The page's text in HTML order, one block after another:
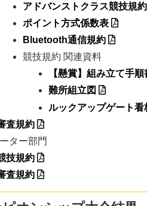
アドバンストクラス競技規約
ポイント方式係数表
Bluetooth通信規約
競技規約 関連資料
【懸賞】組み立て手順
難所組立図
ルックアップゲート看
査規約
ター部門
技規約
査規約